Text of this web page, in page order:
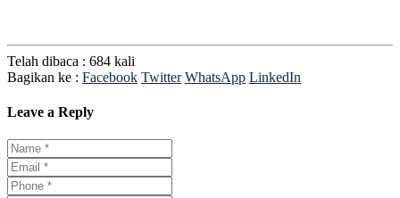
Telah dibaca : 684 kali
Bagikan ke : Facebook Twitter WhatsApp LinkedIn
Leave a Reply